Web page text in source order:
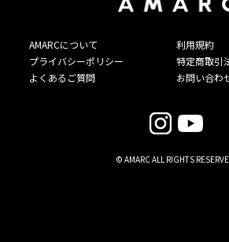
AMARCについて
利用規約
プライバシーポリシー
特定商取引
よくあるご質問
お問い合わ
© AMARC ALL RIGHTS